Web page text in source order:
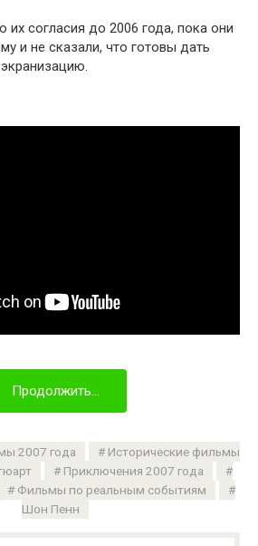
их согласия до 2006 года, пока они
и не сказали, что готовы дать
Продолжить...
2007 года
Исторические фильмы
Приключения 2007 года
Фильмы по реальным событиям
Шон Пенн